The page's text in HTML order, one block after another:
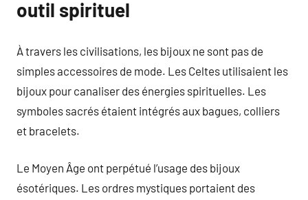
outil spirituel
À travers les civilisations, les bijoux ne sont pas de
simples accessoires de mode. Les Celtes utilisaient les
bijoux pour canaliser des énergies spirituelles. Les
symboles sacrés étaient intégrés aux bagues, colliers
et bracelets.
Le Moyen Âge ont perpétué l’usage des bijoux
ésotériques. Les ordres mystiques portaient des